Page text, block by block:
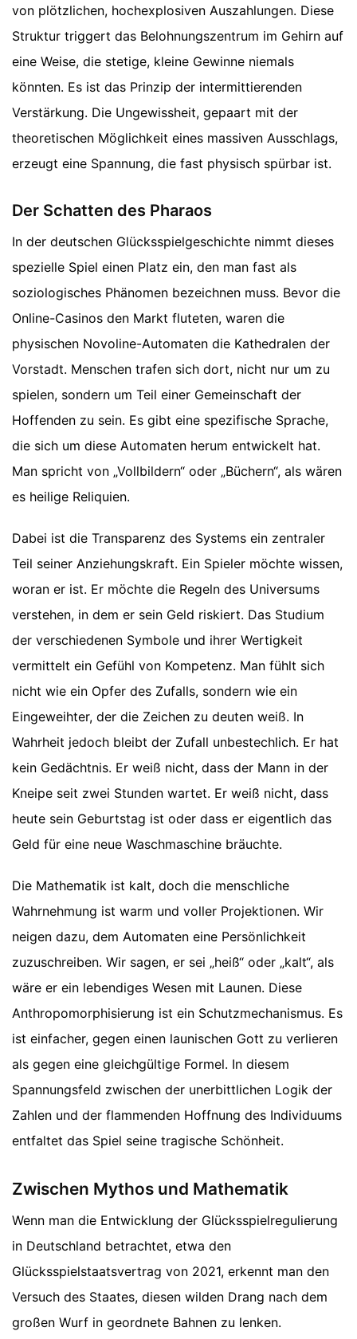
von plötzlichen, hochexplosiven Auszahlungen. Diese
Struktur triggert das Belohnungszentrum im Gehirn auf
eine Weise, die stetige, kleine Gewinne niemals
könnten. Es ist das Prinzip der intermittierenden
Verstärkung. Die Ungewissheit, gepaart mit der
theoretischen Möglichkeit eines massiven Ausschlags,
erzeugt eine Spannung, die fast physisch spürbar ist.
Der Schatten des Pharaos
In der deutschen Glücksspielgeschichte nimmt dieses
spezielle Spiel einen Platz ein, den man fast als
soziologisches Phänomen bezeichnen muss. Bevor die
Online-Casinos den Markt fluteten, waren die
physischen Novoline-Automaten die Kathedralen der
Vorstadt. Menschen trafen sich dort, nicht nur um zu
spielen, sondern um Teil einer Gemeinschaft der
Hoffenden zu sein. Es gibt eine spezifische Sprache,
die sich um diese Automaten herum entwickelt hat.
Man spricht von „Vollbildern“ oder „Büchern“, als wären
es heilige Reliquien.
Dabei ist die Transparenz des Systems ein zentraler
Teil seiner Anziehungskraft. Ein Spieler möchte wissen,
woran er ist. Er möchte die Regeln des Universums
verstehen, in dem er sein Geld riskiert. Das Studium
der verschiedenen Symbole und ihrer Wertigkeit
vermittelt ein Gefühl von Kompetenz. Man fühlt sich
nicht wie ein Opfer des Zufalls, sondern wie ein
Eingeweihter, der die Zeichen zu deuten weiß. In
Wahrheit jedoch bleibt der Zufall unbestechlich. Er hat
kein Gedächtnis. Er weiß nicht, dass der Mann in der
Kneipe seit zwei Stunden wartet. Er weiß nicht, dass
heute sein Geburtstag ist oder dass er eigentlich das
Geld für eine neue Waschmaschine bräuchte.
Die Mathematik ist kalt, doch die menschliche
Wahrnehmung ist warm und voller Projektionen. Wir
neigen dazu, dem Automaten eine Persönlichkeit
zuzuschreiben. Wir sagen, er sei „heiß“ oder „kalt“, als
wäre er ein lebendiges Wesen mit Launen. Diese
Anthropomorphisierung ist ein Schutzmechanismus. Es
ist einfacher, gegen einen launischen Gott zu verlieren
als gegen eine gleichgültige Formel. In diesem
Spannungsfeld zwischen der unerbittlichen Logik der
Zahlen und der flammenden Hoffnung des Individuums
entfaltet das Spiel seine tragische Schönheit.
Zwischen Mythos und Mathematik
Wenn man die Entwicklung der Glücksspielregulierung
in Deutschland betrachtet, etwa den
Glücksspielstaatsvertrag von 2021, erkennt man den
Versuch des Staates, diesen wilden Drang nach dem
großen Wurf in geordnete Bahnen zu lenken.